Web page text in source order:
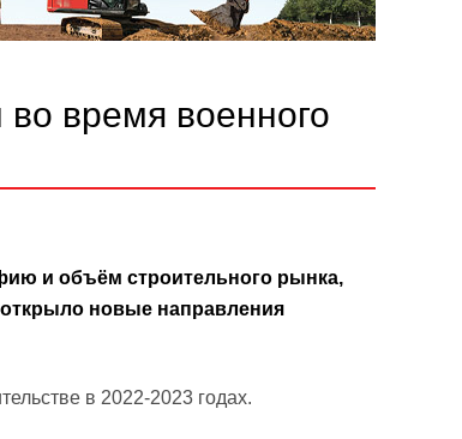
время военного
и объём строительного рынка,
новые направления
в 2022-2023 годах.